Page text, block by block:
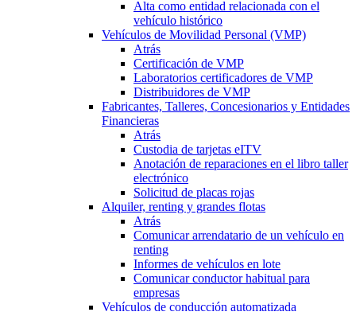
Alta como entidad relacionada con el
vehículo histórico
Vehículos de Movilidad Personal (VMP)
Atrás
Certificación de VMP
Laboratorios certificadores de VMP
Distribuidores de VMP
Fabricantes, Talleres, Concesionarios y Entidades
Financieras
Atrás
Custodia de tarjetas eITV
Anotación de reparaciones en el libro taller
electrónico
Solicitud de placas rojas
Alquiler, renting y grandes flotas
Atrás
Comunicar arrendatario de un vehículo en
renting
Informes de vehículos en lote
Comunicar conductor habitual para
empresas
Vehículos de conducción automatizada